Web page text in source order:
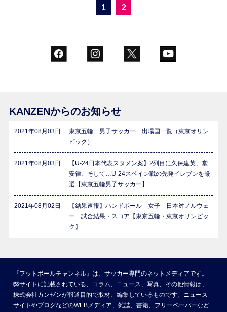
1 2
KANZENからのお知らせ
2021年08月03日
東京五輪 男子サッカー 出場国一覧（東京オリン
ピック）
2021年08月03日
【U-24日本代表スタメン案】2列目に久保建英、堂
安律、そして…U-24スペイン戦の先発イレブンを厳
選【東京五輪男子サッカー】
2021年08月02日
【結果速報】ハンドボール 女子 日本対ノルウェ
ー 試合結果・スコア【東京五輪・東京オリンピッ
ク】
『フットボールチャンネル』は、サッカー専門のネットメディアです。
弊サイトに記載されている、コラム、ニュース、写真、その他情報は、
株式会社カンゼンが報道目的で取材、編集しているものです。ニュース
サイトやブログなどのWEBメディア、雑誌、書籍、フリーペーパーなど